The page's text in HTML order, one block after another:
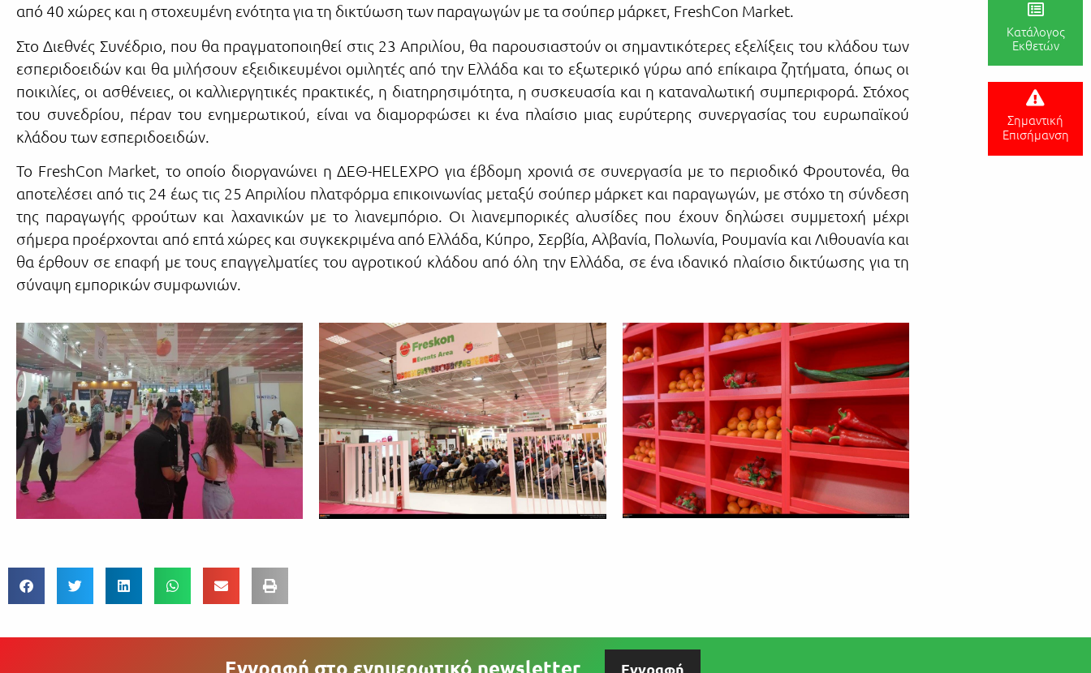
από 40 χώρες και η στοχευμένη ενότητα για τη δικτύωση των παραγωγών με τα σούπερ μάρκετ, FreshCon Market.
Στο Διεθνές Συνέδριο, που θα πραγματοποιηθεί στις 23 Απριλίου, θα παρουσιαστούν οι σημαντικότερες εξελίξεις του κλάδου των
εσπεριδοειδών και θα μιλήσουν εξειδικευμένοι ομιλητές από την Ελλάδα και το εξωτερικό γύρω από επίκαιρα ζητήματα, όπως οι
ποικιλίες, οι ασθένειες, οι καλλιεργητικές πρακτικές, η διατηρησιμότητα, η συσκευασία και η καταναλωτική συμπεριφορά. Στόχος
του συνεδρίου, πέραν του ενημερωτικού, είναι να διαμορφώσει κι ένα πλαίσιο μιας ευρύτερης συνεργασίας του ευρωπαϊκού
κλάδου των εσπεριδοειδών.
Το FreshCon Market, το οποίο διοργανώνει η ΔΕΘ-HELEXPO για έβδομη χρονιά σε συνεργασία με το περιοδικό Φρουτονέα, θα
αποτελέσει από τις 24 έως τις 25 Απριλίου πλατφόρμα επικοινωνίας μεταξύ σούπερ μάρκετ και παραγωγών, με στόχο τη σύνδεση
της παραγωγής φρούτων και λαχανικών με το λιανεμπόριο. Οι λιανεμπορικές αλυσίδες που έχουν δηλώσει συμμετοχή μέχρι
σήμερα προέρχονται από επτά χώρες και συγκεκριμένα από Ελλάδα, Κύπρο, Σερβία, Αλβανία, Πολωνία, Ρουμανία και Λιθουανία και
θα έρθουν σε επαφή με τους επαγγελματίες του αγροτικού κλάδου από όλη την Ελλάδα, σε ένα ιδανικό πλαίσιο δικτύωσης για τη
σύναψη εμπορικών συμφωνιών.
Εγγραφή
Κατάλογος
Εκθετών
Σημαντική
Επισήμανση